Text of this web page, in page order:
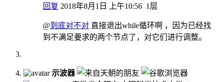
回复 2018年8月1日 上午10:56 1层
@到底对不对 直接退出while循环啊 ，因为已经找
到不满足要求的两个节点了，对它们进行调整。
示波器